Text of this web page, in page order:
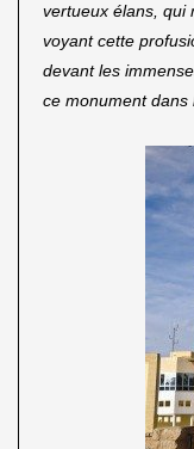
vertueux élans, qui
voyant cette
devant les
ce monument dans